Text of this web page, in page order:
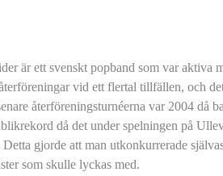
är ett svenskt popband som var aktiva
vid ett flertal tillfällen, och
återföreningsturnéerna var 2004 då
då det under spelningen på
Detta gjorde att man utkonkurrerade
som skulle lyckas med.